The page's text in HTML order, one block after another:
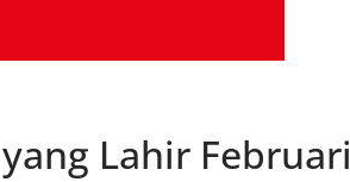
Lahir Februari